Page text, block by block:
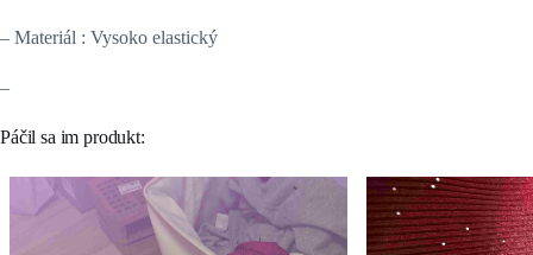
– Materiál : Vysoko elastický
–
Páčil sa im produkt: